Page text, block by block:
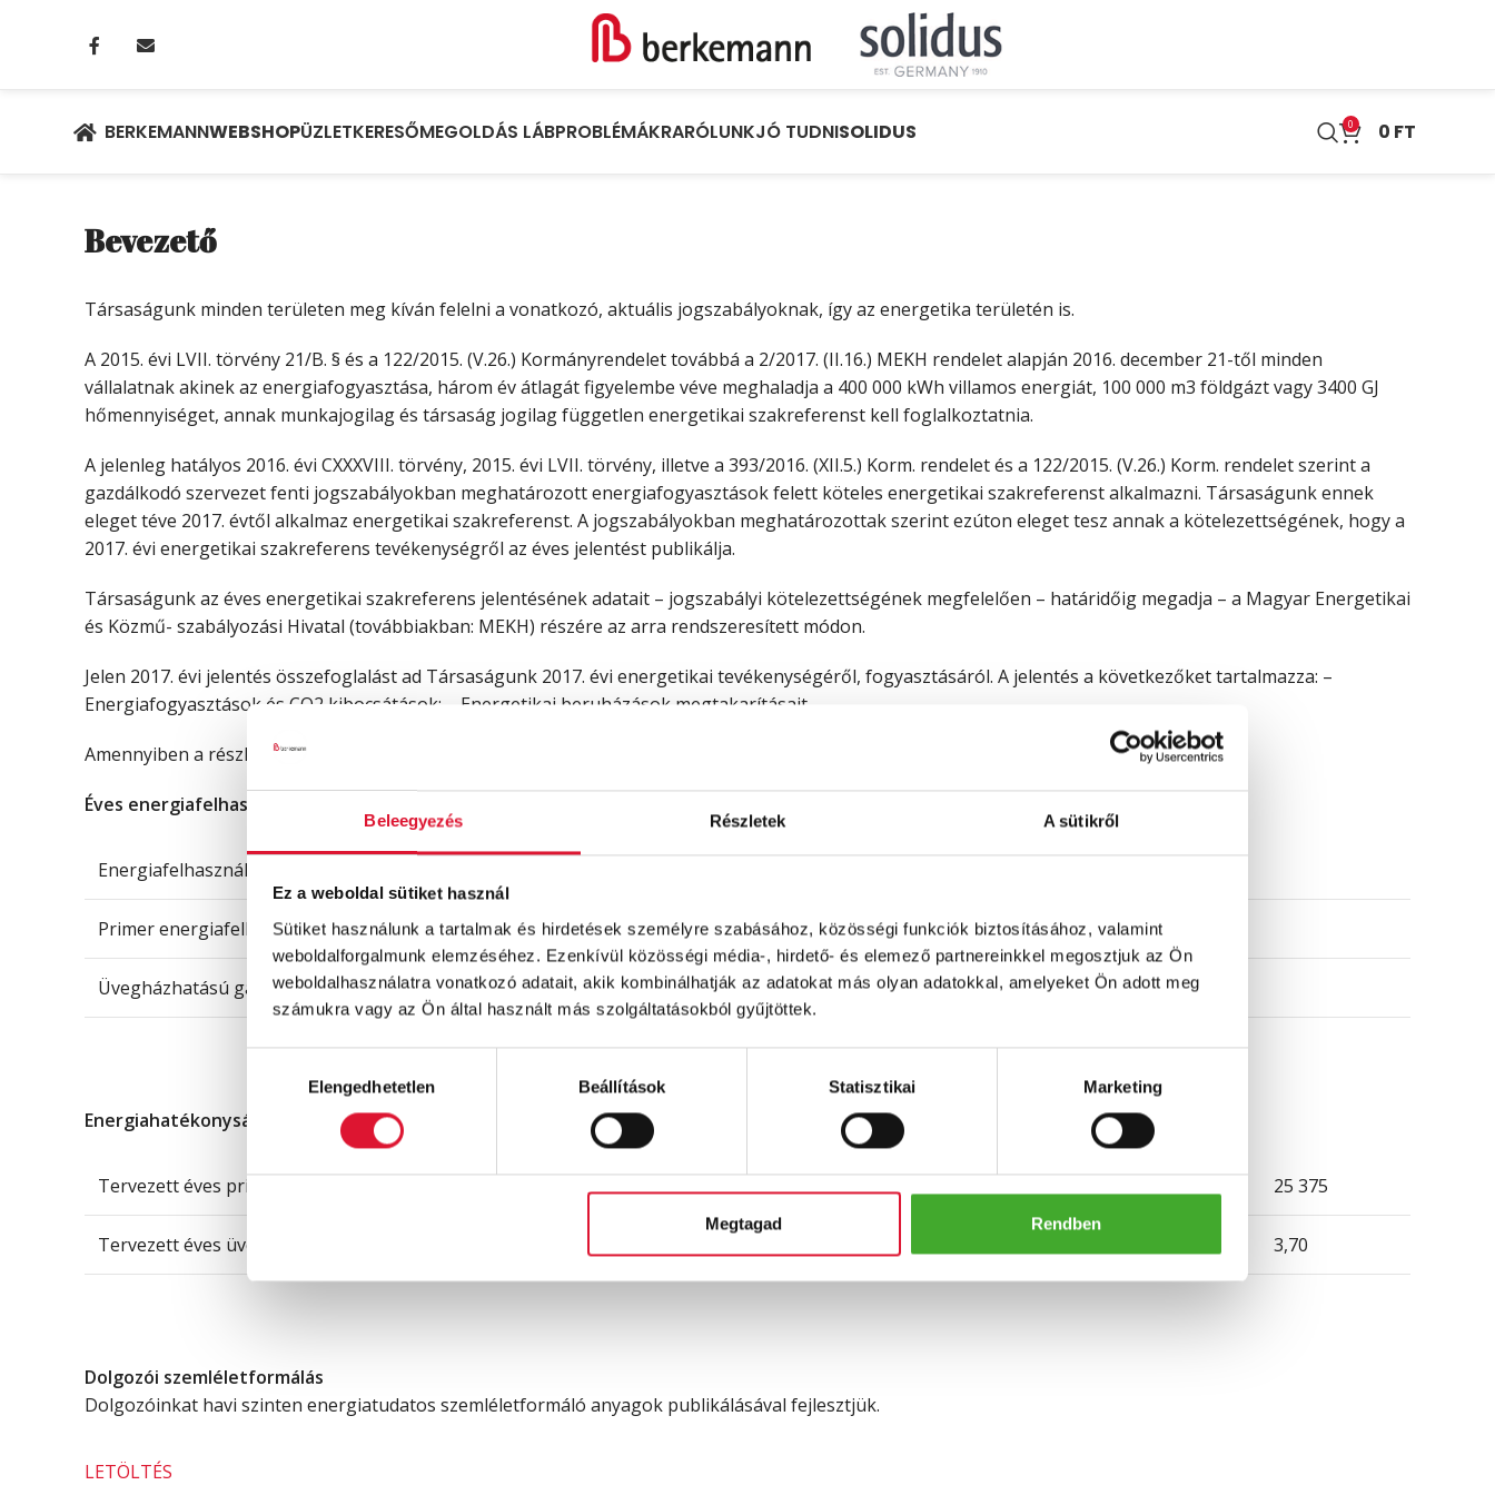
Beleegyezés Részletek A sütikről
Ez a weboldal sütiket használ
Sütiket használunk a tartalmak és hirdetések személyre szabásához, közösségi funkciók biztosításához, valamint
weboldalforgalmunk elemzéséhez. Ezenkívül közösségi média-, hirdető- és elemező partnereinkkel megosztjuk az Ön
weboldalhasználatra vonatkozó adatait, akik kombinálhatják az adatokat más olyan adatokkal, amelyeket Ön adott meg
számukra vagy az Ön által használt más szolgáltatásokból gyűjtöttek.
kiválasztásaElengedhetetlen Beállítások Statisztikai Marketing
Megtagad Rendben
BERKEMANNWEBSHOPÜZLETKERESŐMEGOLDÁS LÁBPROBLÉMÁKRARÓLUNKJÓ TUDNISOLIDUS 0 0 FT
Bevezető
Társaságunk minden területen meg kíván felelni a vonatkozó, aktuális jogszabályoknak, így az energetika területén is.
A 2015. évi LVII. törvény 21/B. § és a 122/2015. (V.26.) Kormányrendelet továbbá a 2/2017. (II.16.) MEKH rendelet alapján 2016. december 21-től minden
vállalatnak akinek az energiafogyasztása, három év átlagát figyelembe véve meghaladja a 400 000 kWh villamos energiát, 100 000 m3 földgázt vagy 3400 GJ
hőmennyiséget, annak munkajogilag és társaság jogilag független energetikai szakreferenst kell foglalkoztatnia.
A jelenleg hatályos 2016. évi CXXXVIII. törvény, 2015. évi LVII. törvény, illetve a 393/2016. (XII.5.) Korm. rendelet és a 122/2015. (V.26.) Korm. rendelet szerint a
gazdálkodó szervezet fenti jogszabályokban meghatározott energiafogyasztások felett köteles energetikai szakreferenst alkalmazni. Társaságunk ennek
eleget téve 2017. évtől alkalmaz energetikai szakreferenst. A jogszabályokban meghatározottak szerint ezúton eleget tesz annak a kötelezettségének, hogy a
2017. évi energetikai szakreferens tevékenységről az éves jelentést publikálja.
Társaságunk az éves energetikai szakreferens jelentésének adatait – jogszabályi kötelezettségének megfelelően – határidőig megadja – a Magyar Energetikai
és Közmű- szabályozási Hivatal (továbbiakban: MEKH) részére az arra rendszeresített módon.
Jelen 2017. évi jelentés összefoglalást ad Társaságunk 2017. évi energetikai tevékenységéről, fogyasztásáról. A jelentés a következőket tartalmazza: –
Energiafogyasztások és CO2 kibocsátások; – Energetikai beruházások megtakarításait.
Amennyiben a részletes éves szakreferens jelentésre, annak adataira van szüksége, úgy kérjük, vegye fel a kapcsolatot velünk.
Éves energiafelhasználási adatok:
Energiafelhasználás (kWh)
Primer energiafelhasználás (kWh) 2 756 033
Üvegházhatású gázkibocsátás (CO2/t) 445,3
Energiahatékonysági beruházással elérhető, tervezett éves energiamegtakarítás:
Tervezett éves primer energiamegtakarítás (kWh/év) 25 375
Tervezett éves üvegházhatású gázkibocsátás csökkentés (tonna CO2/év) 3,70
Dolgozói szemléletformálás
Dolgozóinkat havi szinten energiatudatos szemléletformáló anyagok publikálásával fejlesztjük.
LETÖLTÉS